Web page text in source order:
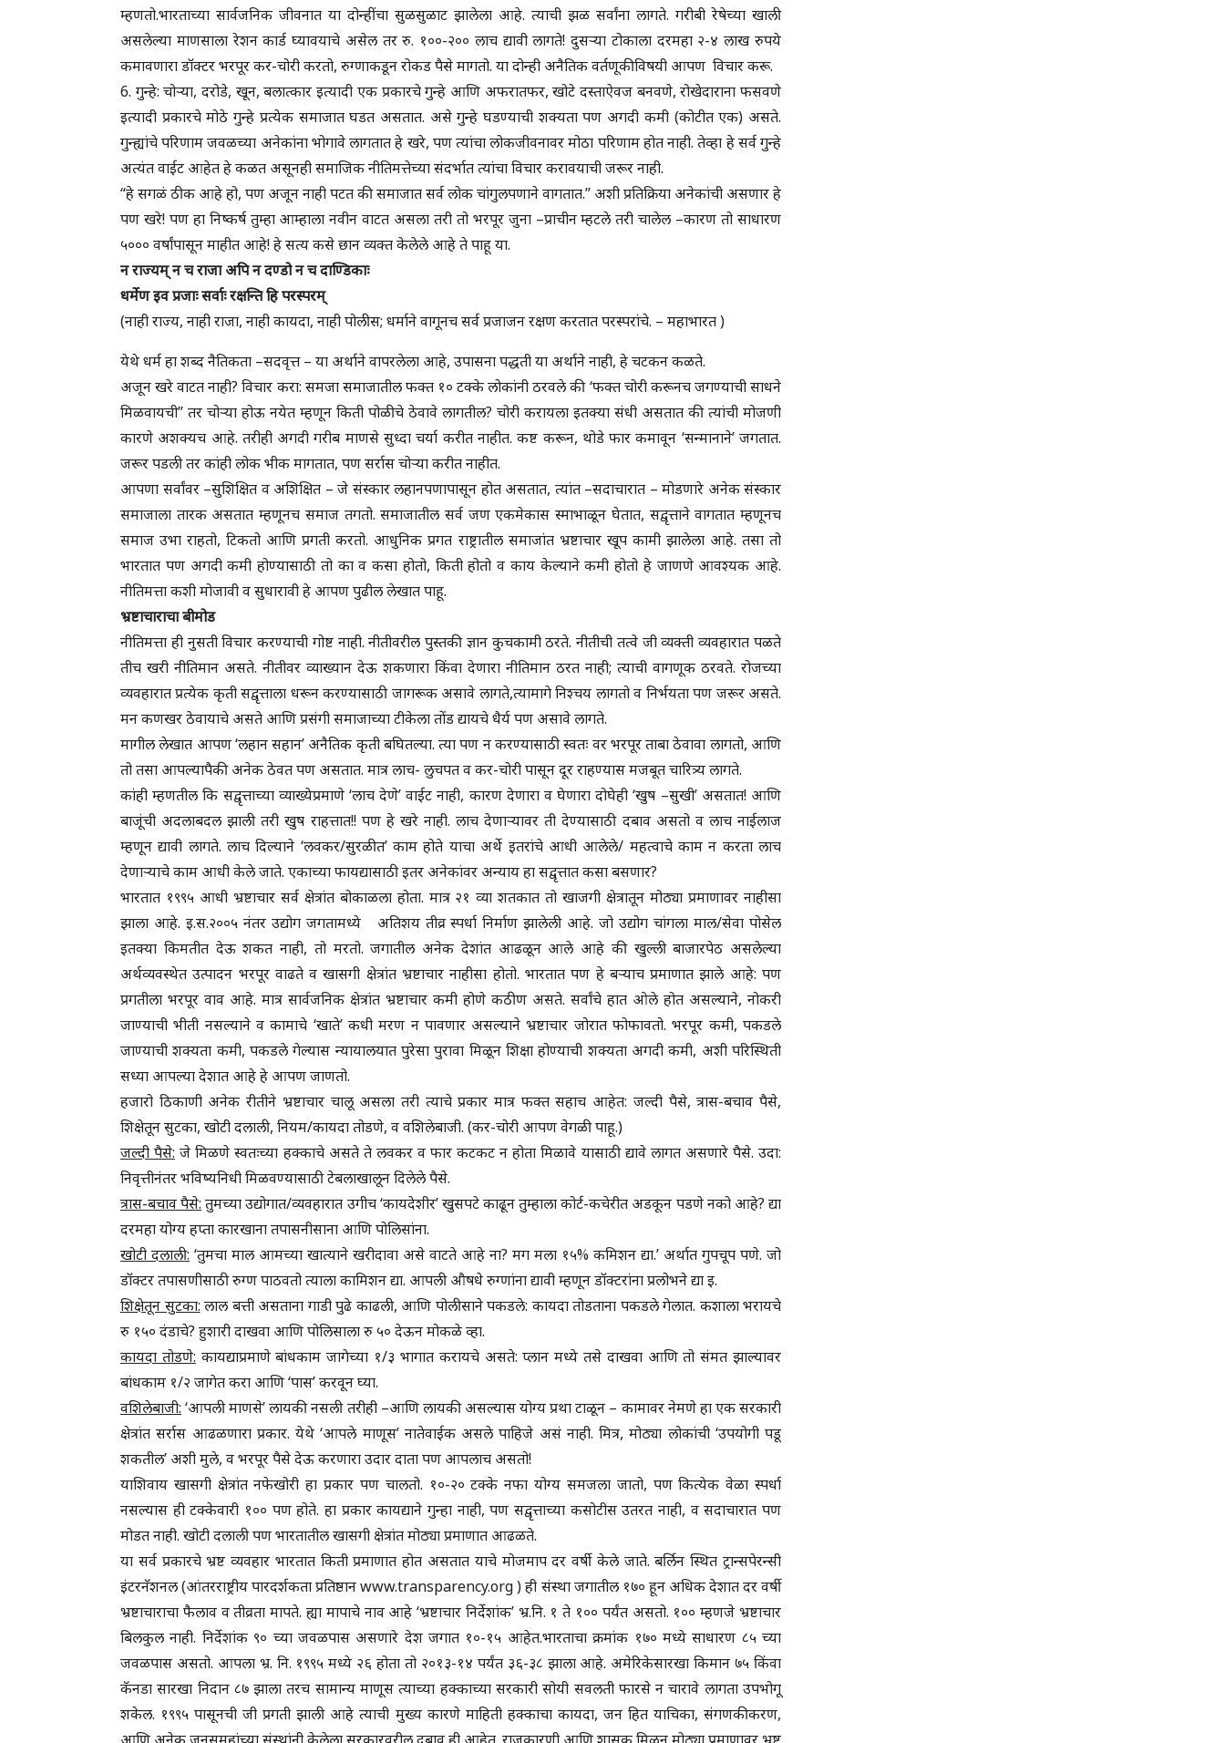
म्हणतो.भारताच्या सार्वजनिक जीवनात या दोन्हींचा सुळसुळाट झालेला आहे. त्याची झळ सर्वांना लागते. गरीबी रेषेच्या खाली
असलेल्या माणसाला रेशन कार्ड घ्यावयाचे असेल तर रु. १००-२०० लाच द्यावी लागते! दुसऱ्या टोकाला दरमहा २-४ लाख रुपये
कमावणारा डॉक्टर भरपूर कर-चोरी करतो, रुग्णाकडून रोकड पैसे मागतो. या दोन्ही अनैतिक वर्तणूकीविषयी आपण विचार करू.
6. गुन्हे: चोऱ्या, दरोडे, खून, बलात्कार इत्यादी एक प्रकारचे गुन्हे आणि अफरातफर, खोटे दस्ताऐवज बनवणे, रोखेदाराना फसवणे
इत्यादी प्रकारचे मोठे गुन्हे प्रत्येक समाजात घडत असतात. असे गुन्हे घडण्याची शक्यता पण अगदी कमी (कोटीत एक) असते.
गुन्ह्यांचे परिणाम जवळच्या अनेकांना भोगावे लागतात हे खरे, पण त्यांचा लोकजीवनावर मोठा परिणाम होत नाही. तेव्हा हे सर्व गुन्हे
अत्यंत वाईट आहेत हे कळत असूनही समाजिक नीतिमत्तेच्या संदर्भात त्यांचा विचार करावयाची जरूर नाही.
“हे सगळं ठीक आहे हो, पण अजून नाही पटत की समाजात सर्व लोक चांगुलपणाने वागतात.” अशी प्रतिक्रिया अनेकांची असणार हे
पण खरे! पण हा निष्कर्ष तुम्हा आम्हाला नवीन वाटत असला तरी तो भरपूर जुना –प्राचीन म्हटले तरी चालेल –कारण तो साधारण
५००० वर्षांपासून माहीत आहे! हे सत्य कसे छान व्यक्त केलेले आहे ते पाहू या.
न राज्यम् न च राजा अपि न दण्डो न च दाण्डिकाः
धर्मेण इव प्रजाः सर्वाः रक्षन्ति हि परस्परम्
(नाही राज्य, नाही राजा, नाही कायदा, नाही पोलीस; धर्माने वागूनच सर्व प्रजाजन रक्षण करतात परस्परांचे. – महाभारत )
येथे धर्म हा शब्द नैतिकता –सदवृत्त – या अर्थाने वापरलेला आहे, उपासना पद्धती या अर्थाने नाही, हे चटकन कळते.
अजून खरे वाटत नाही? विचार करा: समजा समाजातील फक्त १० टक्के लोकांनी ठरवले की ‘फक्त चोरी करूनच जगण्याची साधने
मिळवायची” तर चोऱ्या होऊ नयेत म्हणून किती पोळीचे ठेवावे लागतील? चोरी करायला इतक्या संधी असतात की त्यांची मोजणी
कारणे अशक्यच आहे. तरीही अगदी गरीब माणसे सुध्दा चर्या करीत नाहीत. कष्ट करून, थोडे फार कमावून ‘सन्मानाने’ जगतात.
जरूर पडली तर कांही लोक भीक मागतात, पण सर्रास चोऱ्या करीत नाहीत.
आपणा सर्वांवर –सुशिक्षित व अशिक्षित – जे संस्कार लहानपणापासून होत असतात, त्यांत –सदाचारात – मोडणारे अनेक संस्कार
समाजाला तारक असतात म्हणूनच समाज तगतो. समाजातील सर्व जण एकमेकास स्माभाळून घेतात, सद्वृत्ताने वागतात म्हणूनच
समाज उभा राहतो, टिकतो आणि प्रगती करतो. आधुनिक प्रगत राष्ट्रातील समाजांत भ्रष्टाचार खूप कामी झालेला आहे. तसा तो
भारतात पण अगदी कमी होण्यासाठी तो का व कसा होतो, किती होतो व काय केल्याने कमी होतो हे जाणणे आवश्यक आहे.
नीतिमत्ता कशी मोजावी व सुधारावी हे आपण पुढील लेखात पाहू.
भ्रष्टाचाराचा बीमोड
नीतिमत्ता ही नुसती विचार करण्याची गोष्ट नाही. नीतीवरील पुस्तकी ज्ञान कुचकामी ठरते. नीतीची तत्वे जी व्यक्ती व्यवहारात पळते
तीच खरी नीतिमान असते. नीतीवर व्याख्यान देऊ शकणारा किंवा देणारा नीतिमान ठरत नाही; त्याची वागणूक ठरवते. रोजच्या
व्यवहारात प्रत्येक कृती सद्वृत्ताला धरून करण्यासाठी जागरूक असावे लागते,त्यामागे निश्चय लागतो व निर्भयता पण जरूर असते.
मन कणखर ठेवायाचे असते आणि प्रसंगी समाजाच्या टीकेला तोंड द्यायचे धैर्य पण असावे लागते.
मागील लेखात आपण ‘लहान सहान’ अनैतिक कृती बघितल्या. त्या पण न करण्यासाठी स्वतः वर भरपूर ताबा ठेवावा लागतो, आणि
तो तसा आपल्यापैकी अनेक ठेवत पण असतात. मात्र लाच- लुचपत व कर-चोरी पासून दूर राहण्यास मजबूत चारित्र्य लागते.
कांही म्हणतील कि सद्वृत्ताच्या व्याख्येप्रमाणे ‘लाच देणे’ वाईट नाही, कारण देणारा व घेणारा दोघेही ‘खुष –सुखी’ असतात! आणि
बाजूंची अदलाबदल झाली तरी खुष राहत्तात!! पण हे खरे नाही. लाच देणाऱ्यावर ती देण्यासाठी दबाव असतो व लाच नाईलाज
म्हणून द्यावी लागते. लाच दिल्याने ‘लवकर/सुरळीत’ काम होते याचा अर्थे इतरांचे आधी आलेले/ महत्वाचे काम न करता लाच
देणाऱ्याचे काम आधी केले जाते. एकाच्या फायद्यासाठी इतर अनेकांवर अन्याय हा सद्वृत्तात कसा बसणार?
भारतात १९९५ आधी भ्रष्टाचार सर्व क्षेत्रांत बोकाळला होता. मात्र २१ व्या शतकात तो खाजगी क्षेत्रातून मोठ्या प्रमाणावर नाहीसा
झाला आहे. इ.स.२००५ नंतर उद्योग जगतामध्ये अतिशय तीव्र स्पर्धा निर्माण झालेली आहे. जो उद्योग चांगला माल/सेवा पोसेल
इतक्या किमतीत देऊ शकत नाही, तो मरतो. जगातील अनेक देशांत आढळून आले आहे की खुल्ली बाजारपेठ असलेल्या
अर्थव्यवस्थेत उत्पादन भरपूर वाढते व खासगी क्षेत्रांत भ्रष्टाचार नाहीसा होतो. भारतात पण हे बऱ्याच प्रमाणात झाले आहे: पण
प्रगतीला भरपूर वाव आहे. मात्र सार्वजनिक क्षेत्रांत भ्रष्टाचार कमी होणे कठीण असते. सर्वांचे हात ओले होत असल्याने, नोकरी
जाण्याची भीती नसल्याने व कामाचे ‘खाते’ कधी मरण न पावणार असल्याने भ्रष्टाचार जोरात फोफावतो. भरपूर कमी, पकडले
जाण्याची शक्यता कमी, पकडले गेल्यास न्यायालयात पुरेसा पुरावा मिळून शिक्षा होण्याची शक्यता अगदी कमी, अशी परिस्थिती
सध्या आपल्या देशात आहे हे आपण जाणतो.
हजारो ठिकाणी अनेक रीतीने भ्रष्टाचार चालू असला तरी त्याचे प्रकार मात्र फक्त सहाच आहेत: जल्दी पैसे, त्रास-बचाव पैसे,
शिक्षेतून सुटका, खोटी दलाली, नियम/कायदा तोडणे, व वशिलेबाजी. (कर-चोरी आपण वेगळी पाहू.)
जल्दी पैसे: जे मिळणे स्वतःच्या हक्काचे असते ते लवकर व फार कटकट न होता मिळावे यासाठी द्यावे लागत असणारे पैसे. उदा:
निवृत्तीनंतर भविष्यनिधी मिळवण्यासाठी टेबलाखालून दिलेले पैसे.
त्रास-बचाव पैसे: तुमच्या उद्योगात/व्यवहारात उगीच ‘कायदेशीर’ खुसपटे काढून तुम्हाला कोर्ट-कचेरीत अडकून पडणे नको आहे? द्या
दरमहा योग्य हप्ता कारखाना तपासनीसाना आणि पोलिसांना.
खोटी दलाली: ‘तुमचा माल आमच्या खात्याने खरीदावा असे वाटते आहे ना? मग मला १५% कमिशन द्या.’ अर्थात गुपचूप पणे. जो
डॉक्टर तपासणीसाठी रुग्ण पाठवतो त्याला कामिशन द्या. आपली औषधे रुग्णांना द्यावी म्हणून डॉक्टरांना प्रलोभने द्या इ.
शिक्षेतून सुटका: लाल बत्ती असताना गाडी पुढे काढली, आणि पोलीसाने पकडले: कायदा तोडताना पकडले गेलात. कशाला भरायचे
रु १५० दंडाचे? हुशारी दाखवा आणि पोलिसाला रु ५० देऊन मोकळे व्हा.
कायदा तोडणे: कायद्याप्रमाणे बांधकाम जागेच्या १/३ भागात करायचे असते: प्लान मध्ये तसे दाखवा आणि तो संमत झाल्यावर
बांधकाम १/२ जागेत करा आणि ‘पास’ करवून घ्या.
वशिलेबाजी: ‘आपली माणसे’ लायकी नसली तरीही –आणि लायकी असल्यास योग्य प्रथा टाळून – कामावर नेमणे हा एक सरकारी
क्षेत्रांत सर्रास आढळणारा प्रकार. येथे ‘आपले माणूस’ नातेवाईक असले पाहिजे असं नाही. मित्र, मोठ्या लोकांची ‘उपयोगी पडू
शकतील’ अशी मुले, व भरपूर पैसे देऊ करणारा उदार दाता पण आपलाच असतो!
याशिवाय खासगी क्षेत्रांत नफेखोरी हा प्रकार पण चालतो. १०-२० टक्के नफा योग्य समजला जातो, पण कित्येक वेळा स्पर्धा
नसल्यास ही टक्केवारी १०० पण होते. हा प्रकार कायद्याने गुन्हा नाही, पण सद्वृत्ताच्या कसोटीस उतरत नाही, व सदाचारात पण
मोडत नाही. खोटी दलाली पण भारतातील खासगी क्षेत्रांत मोठ्या प्रमाणात आढळते.
या सर्व प्रकारचे भ्रष्ट व्यवहार भारतात किती प्रमाणात होत असतात याचे मोजमाप दर वर्षी केले जाते. बर्लिन स्थित ट्रान्सपेरन्सी
इंटरनॅशनल (आंतरराष्ट्रीय पारदर्शकता प्रतिष्ठान www.transparency.org )‎ ही संस्था जगातील १७० हून अधिक देशात दर वर्षी
भ्रष्टाचाराचा फैलाव व तीव्रता मापते. ह्या मापाचे नाव आहे ‘भ्रष्टाचार निर्देशांक’ भ्र.नि. १ ते १०० पर्यंत असतो. १०० म्हणजे भ्रष्टाचार
बिलकुल नाही. निर्देशांक ९० च्या जवळपास असणारे देश जगात १०-१५ आहेत.भारताचा क्रमांक १७० मध्ये साधारण ८५ च्या
जवळपास असतो. आपला भ्र. नि. १९९५ मध्ये २६ होता तो २०१३-१४ पर्यंत ३६-३८ झाला आहे. अमेरिकेसारखा किमान ७५ किंवा
कॅनडा सारखा निदान ८७ झाला तरच सामान्य माणूस त्याच्या हक्काच्या सरकारी सोयी सवलती फारसे न चारावे लागता उपभोगू
शकेल. १९९५ पासूनची जी प्रगती झाली आहे त्याची मुख्य कारणे माहिती हक्काचा कायदा, जन हित याचिका, संगणकीकरण,